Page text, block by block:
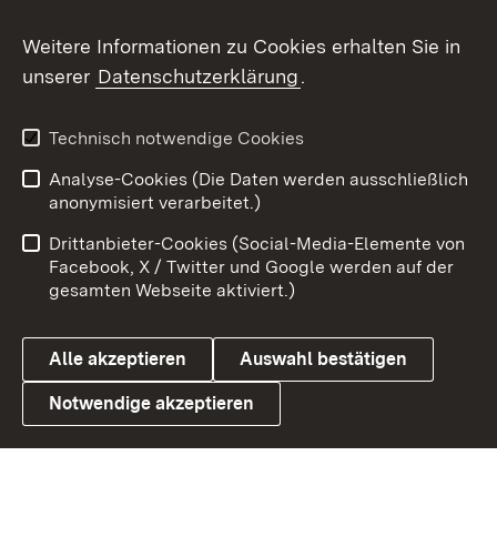
Social Wall
X / Twitter
Youtube
Link zum Landesportal
Benutzungshinweise
Barrierefreiheit
Datenschutz
Cookies
Weitere Informationen zu Cookies erhalten Sie in
unserer Datenschutzerklärung.
Technisch notwendige Cookies
Analyse-Cookies (Die Daten werden ausschließlich
anonymisiert verarbeitet.)
Drittanbieter-Cookies (Social-Media-Elemente von
Facebook, X / Twitter und Google werden auf der
gesamten Webseite aktiviert.)
Alle akzeptieren Auswahl bestätigen
Notwendige akzeptieren